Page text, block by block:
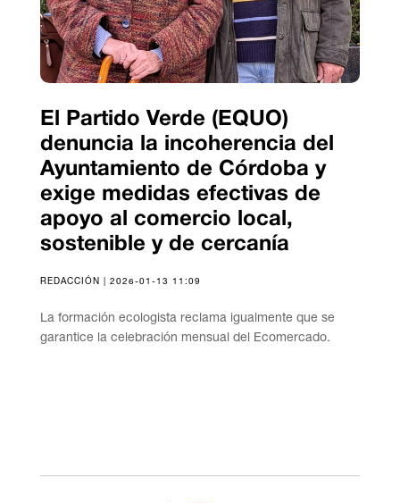
El Partido Verde (EQUO)
denuncia la incoherencia del
Ayuntamiento de Córdoba y
exige medidas efectivas de
apoyo al comercio local,
sostenible y de cercanía
REDACCIÓN | 2026-01-13 11:09
La formación ecologista reclama igualmente que se
garantice la celebración mensual del Ecomercado.